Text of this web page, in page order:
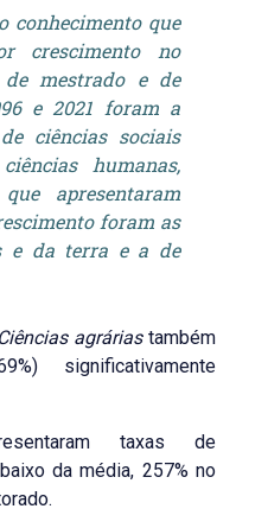
conhecimento que
crescimento no
mestrado e de
e 2021 foram a
ciências sociais
humanas,
apresentaram
foram as
e da terra e a de
Ciências agráriastambém
significativamente
taxas de
da média, 257% no